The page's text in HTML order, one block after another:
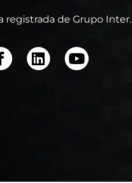
registrada de Grupo Inter.